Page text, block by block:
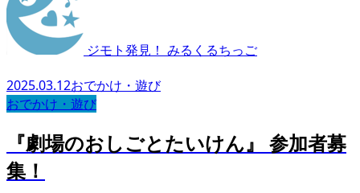
ジモト発見！ みるくるちっご
2025.03.12おでかけ・遊び
おでかけ・遊び
『劇場のおしごとたいけん』 参加者募
集！